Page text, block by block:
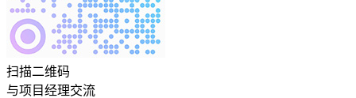
扫描二维码
与项目经理交流